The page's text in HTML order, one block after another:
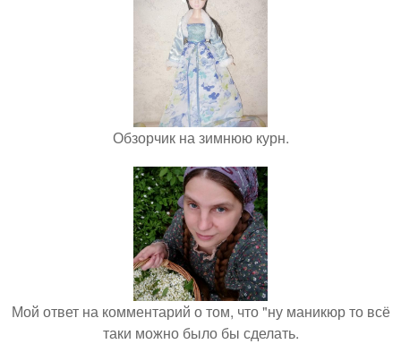
Обзорчик на зимнюю курн.
Мой ответ на комментарий о том, что "ну маникюр то всё
таки можно было бы сделать.